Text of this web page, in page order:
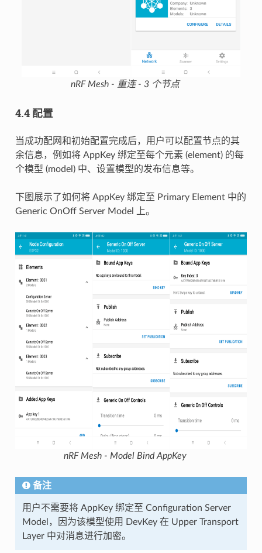
nRF Mesh - 重连 - 3 个节点
4.4 配置
当成功配网和初始配置完成后，用户可以配置节点的其
余信息，例如将 AppKey 绑定至每个元素 (element) 的每
个模型 (model) 中、设置模型的发布信息等。
下图展示了如何将 AppKey 绑定至 Primary Element 中的
Generic OnOff Server Model 上。
nRF Mesh - Model Bind AppKey
备注
用户不需要将 AppKey 绑定至 Configuration Server
Model，因为该模型使用 DevKey 在 Upper Transport
Layer 中对消息进行加密。